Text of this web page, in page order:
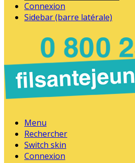
Connexion
Sidebar (barre latérale)
Menu
Rechercher
Switch skin
Connexion